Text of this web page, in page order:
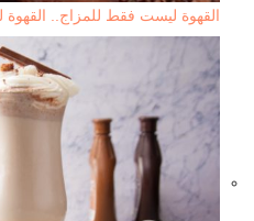
القهوة ليست فقط للمزاج.. القهوة